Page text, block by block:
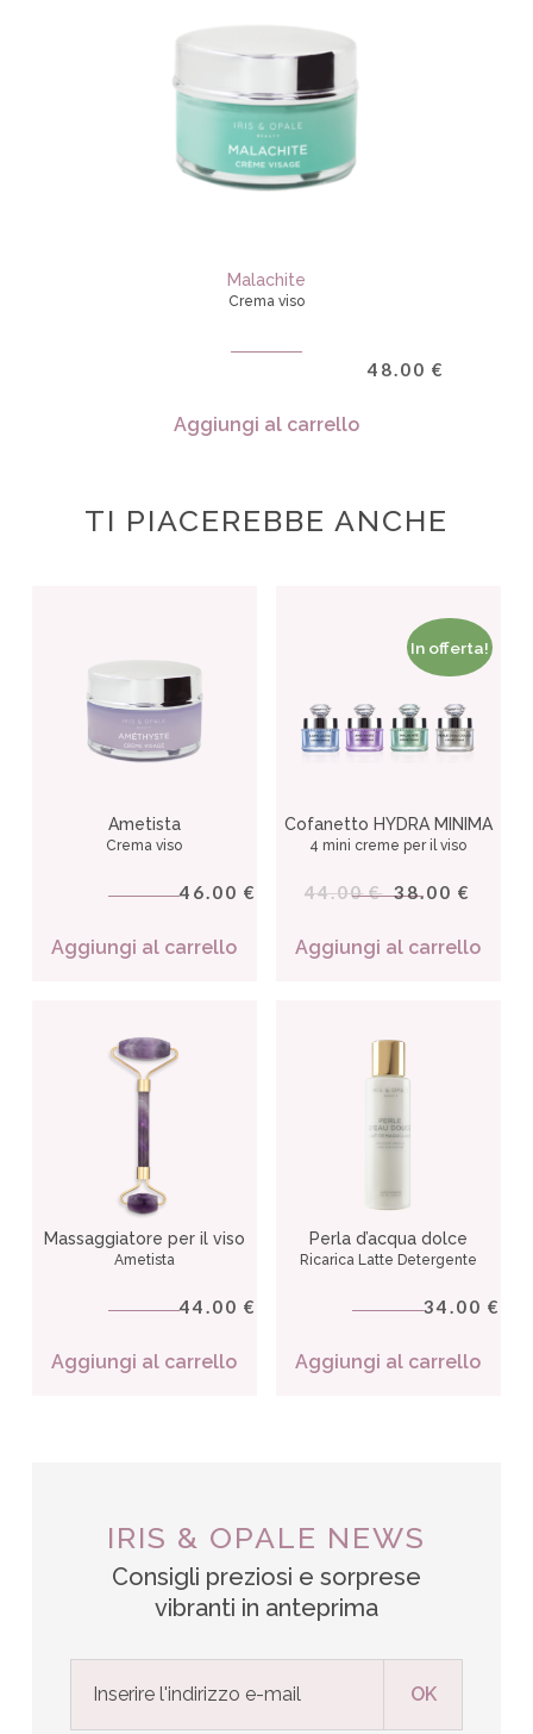
Malachite
Crema viso
48.00 €
Aggiungi al carrello
TI PIACEREBBE ANCHE
Ametista
Crema viso
46.00 €
Aggiungi al carrello
In offerta!
Cofanetto HYDRA MINIMA
4 mini creme per il viso
44.00 € 38.00 €
Aggiungi al carrello
Massaggiatore per il viso
Ametista
44.00 €
Aggiungi al carrello
Perla d’acqua dolce
Ricarica Latte Detergente
34.00 €
Aggiungi al carrello
IRIS & OPALE NEWS
Consigli preziosi e sorprese
vibranti in anteprima